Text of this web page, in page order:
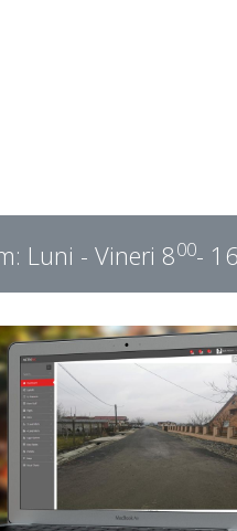
Luni - Vineri 800- 16